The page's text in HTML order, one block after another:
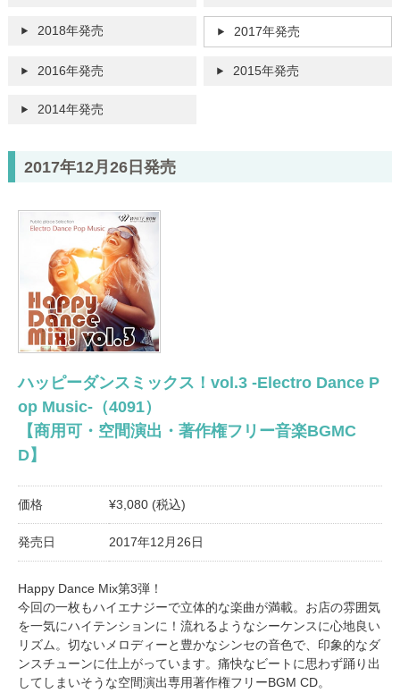
2018年発売 2017年発売
2016年発売 2015年発売
2014年発売
2017年12月26日発売
ハッピーダンスミックス！vol.3 -Electro Dance P
op Music-（4091）
【商用可・空間演出・著作権フリー音楽BGMC
D】
価格 ¥3,080 (税込)
発売日 2017年12月26日
Happy Dance Mix第3弾！
今回の一枚もハイエナジーで立体的な楽曲が満載。お店の雰囲気
を一気にハイテンションに！流れるようなシーケンスに心地良い
リズム。切ないメロディーと豊かなシンセの音色で、印象的なダ
ンスチューンに仕上がっています。痛快なビートに思わず踊り出
してしまいそうな空間演出専用著作権フリーBGM CD。